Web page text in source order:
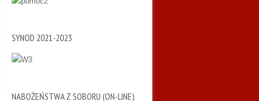
SYNOD 2021-2023
NABOŻEŃSTWA Z SOBORU (ON-LINE)